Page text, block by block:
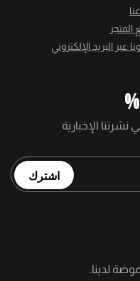
عبر البريد الإلكتروني
اشترك
لدينا.